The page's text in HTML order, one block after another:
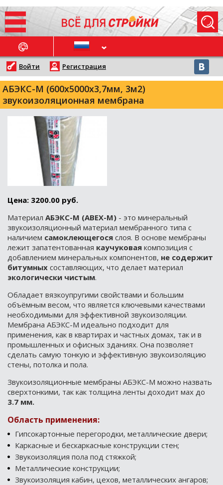
НОВОСТИ
Войти Регистрация
АБЭКС-М (600x5000x3,7мм, 3м2)
звукоизоляционная мембрана
Цена: 3200.00 руб.
Материал АБЭКС-М (ABEX-M) - это минеральный
звукоизоляционный материал мембранного типа с
наличием самоклеющегося слоя. В основе мембраны
лежит запатентованная каучуковая композиция с
добавлением минеральных компонентов, не содержит
битумных составляющих, что делает материал
экологически чистым.
Обладает вязкоупругими свойствами и большим
объёмным весом, что является ключевыми качествами
необходимыми для эффективной звукоизоляции.
Мембрана АБЭКС-М идеально подходит для
применения, как в квартирах и частных домах, так и в
промышленных и офисных зданиях. Она позволяет
сделать самую тонкую и эффективную звукоизоляцию
стены, потолка и пола.
Звукоизоляционные мембраны АБЭКС-М можно назвать
сверхтонкими, так как толщина ленты доходит мах до
3.7 мм.
Область применения:
Гипсокартонные перегородки, металлические двери;
Каркасные и бескаркасные конструкции стен;
Звукоизоляция пола под стяжкой;
Металлические конструкции;
Звукоизоляция кабин, цехов, металлических ангаров;